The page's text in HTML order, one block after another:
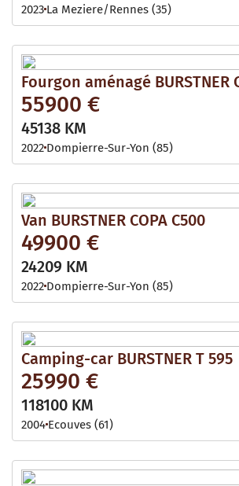
2023 La Meziere/rennes (35)
Fourgon aménagé BURSTNER
55900 €
45138 KM
2022 Dompierre-Sur-Yon (85)
Van BURSTNER COPA C500
49900 €
24209 KM
2022 Dompierre-Sur-Yon (85)
Camping-car BURSTNER T 595
25990 €
118100 KM
2004 Ecouves (61)